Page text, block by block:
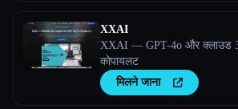
XXAI
XXAI — GPT-4o और क्लाउड
कोपायलट
मिलने जाना